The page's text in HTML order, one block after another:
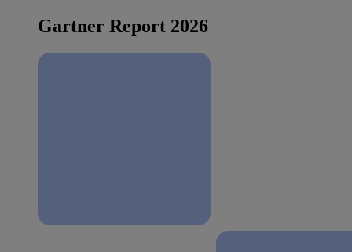
Gartner Report 2026